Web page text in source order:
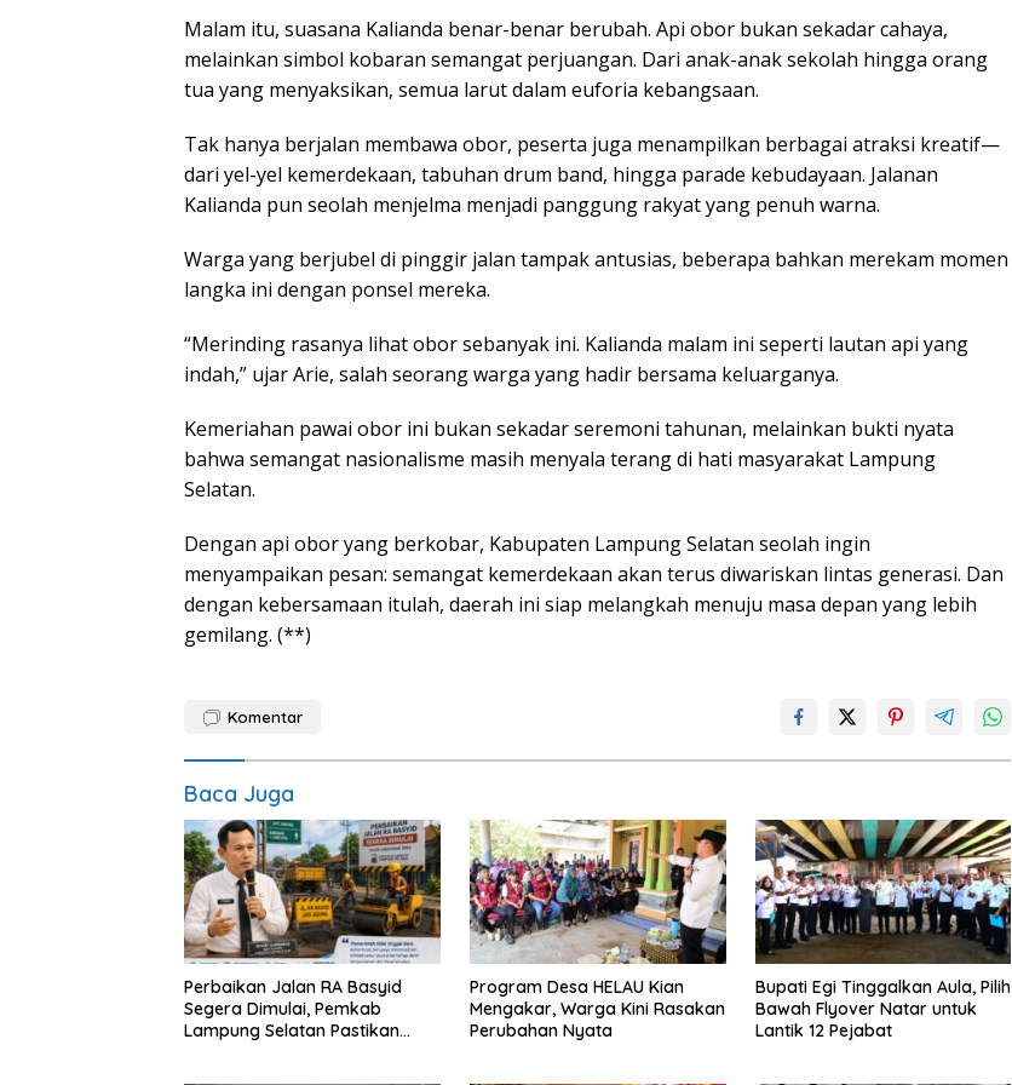
Malam itu, suasana Kalianda benar-benar berubah. Api obor bukan sekadar cahaya,
melainkan simbol kobaran semangat perjuangan. Dari anak-anak sekolah hingga orang
tua yang menyaksikan, semua larut dalam euforia kebangsaan.
Tak hanya berjalan membawa obor, peserta juga menampilkan berbagai atraksi kreatif—
dari yel-yel kemerdekaan, tabuhan drum band, hingga parade kebudayaan. Jalanan
Kalianda pun seolah menjelma menjadi panggung rakyat yang penuh warna.
Warga yang berjubel di pinggir jalan tampak antusias, beberapa bahkan merekam momen
langka ini dengan ponsel mereka.
“Merinding rasanya lihat obor sebanyak ini. Kalianda malam ini seperti lautan api yang
indah,” ujar Arie, salah seorang warga yang hadir bersama keluarganya.
Kemeriahan pawai obor ini bukan sekadar seremoni tahunan, melainkan bukti nyata
bahwa semangat nasionalisme masih menyala terang di hati masyarakat Lampung
Selatan.
Dengan api obor yang berkobar, Kabupaten Lampung Selatan seolah ingin
menyampaikan pesan: semangat kemerdekaan akan terus diwariskan lintas generasi. Dan
dengan kebersamaan itulah, daerah ini siap melangkah menuju masa depan yang lebih
gemilang. (**)
Komentar
Baca Juga
Perbaikan Jalan RA Basyid
Segera Dimulai, Pemkab
Lampung Selatan Pastikan
Program Desa HELAU Kian
Mengakar, Warga Kini Rasakan
Perubahan Nyata
Bupati Egi Tinggalkan Aula, Pilih
Bawah Flyover Natar untuk
Lantik 12 Pejabat